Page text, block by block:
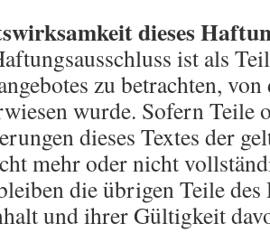
dieses
ist als
zu betrachten, von
wurde. Sofern Teile
dieses Textes der
mehr oder nicht
die übrigen Teile
und ihrer Gültigkeit